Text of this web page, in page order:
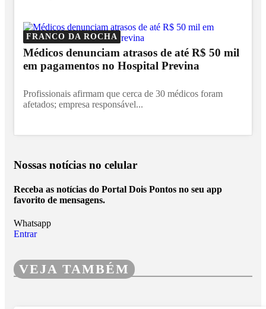
FRANCO DA ROCHA
Médicos denunciam atrasos de até R$ 50 mil
em pagamentos no Hospital Previna
Profissionais afirmam que cerca de 30 médicos foram
afetados; empresa responsável...
Nossas notícias no celular
Receba as notícias do Portal Dois Pontos no seu app
favorito de mensagens.
Whatsapp
Entrar
VEJA TAMBÉM